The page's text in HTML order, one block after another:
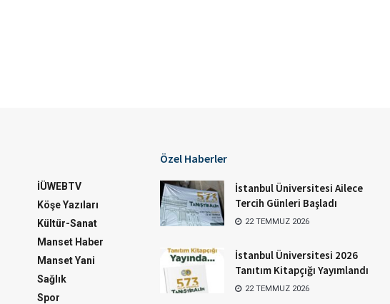
İÜWEBTV
Köşe Yazıları
Kültür-Sanat
Manset Haber
Manset Yani
Sağlık
Spor
Özel Haberler
İstanbul Üniversitesi Ailece
Tercih Günleri Başladı
22 TEMMUZ 2026
İstanbul Üniversitesi 2026
Tanıtım Kitapçığı Yayımlandı
22 TEMMUZ 2026